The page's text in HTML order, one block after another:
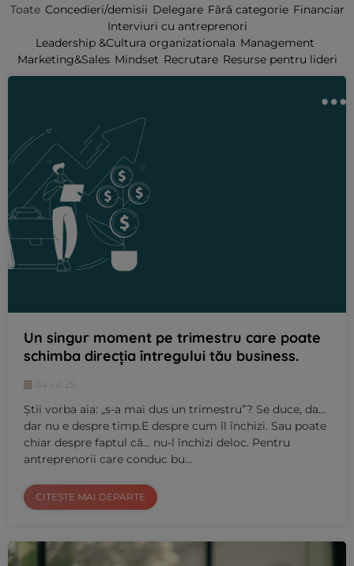
Toate Concedieri/demisii Delegare Fără categorie Financiar
Interviuri cu antreprenori
Leadership &Cultura organizationala Management
Marketing&Sales Mindset Recrutare Resurse pentru lideri
Un singur moment pe trimestru care poate
schimba direcția întregului tău business.
04 iul. 25
Știi vorba aia: „s-a mai dus un trimestru”? Se duce, da…
dar nu e despre timp.E despre cum îl închizi. Sau poate
chiar despre faptul că... nu-l închizi deloc. Pentru
antreprenorii care conduc bu…
CITEȘTE MAI DEPARTE